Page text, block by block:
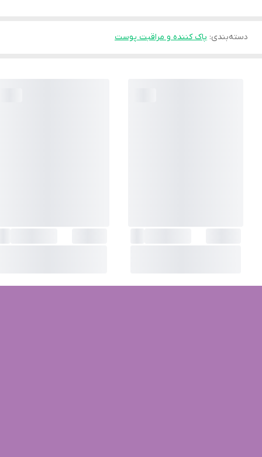
دسته‌بندی: پاک کننده و مراقبت پوست